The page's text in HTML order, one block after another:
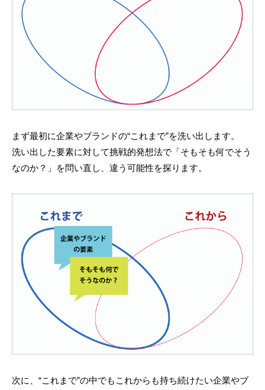
まず最初に企業やブランドの“これまで”を洗い出します。
洗い出した要素に対して挑戦的発想法で「そもそも何でそう
なのか？」を問い直し、違う可能性を探ります。
次に、“これまで”の中でもこれからも持ち続けたい企業やブ